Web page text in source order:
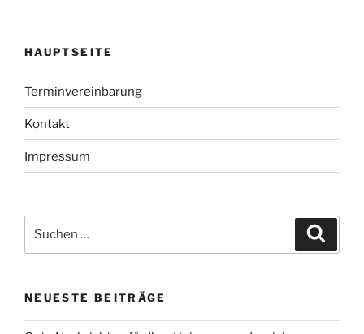
HAUPTSEITE
Terminvereinbarung
Kontakt
Impressum
nach:
NEUESTE BEITRÄGE